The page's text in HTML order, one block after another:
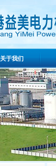
关于我们